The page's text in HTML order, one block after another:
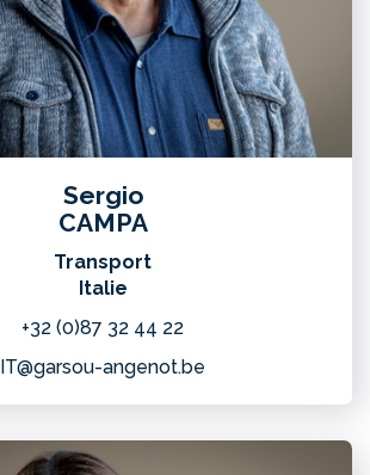
Sergio
CAMPA
Transport
Italie
+32 (0)87 32 44 22
IT@garsou-angenot.be